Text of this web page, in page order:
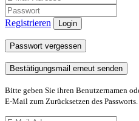
Registrieren Login
Passwort vergessen
Bestätigungsmail erneut senden
Bitte geben Sie ihren Benutzernamen
E-Mail zum Zurücksetzen des Passworts.